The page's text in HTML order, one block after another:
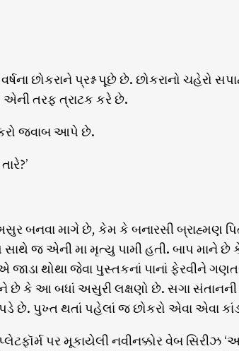
છોકરાને પ્રશ્ન પૂછે છે. છોકરાનો ચહેરો
તરફ ત્રાટક કરે છે.
જવાબ આપે છે.
બનવા માગે છે, કેમ કે બનારસી બ્રાહ્મણ
સાથે જ એની મા મૃત્યુ પામી હતી. બાપ માને
થોથા જેવા પુસ્તકનાં પાનાં ફેરવીને
છે કે આ બધાં અસુરી લક્ષણો છે. સગા સંતાનની
છે. પુખ્ત થતાં પહેલાં જ છોકરો એવા એવા
પર મૂકાયેલી નવીનક્કોર વેબ સિરીઝ